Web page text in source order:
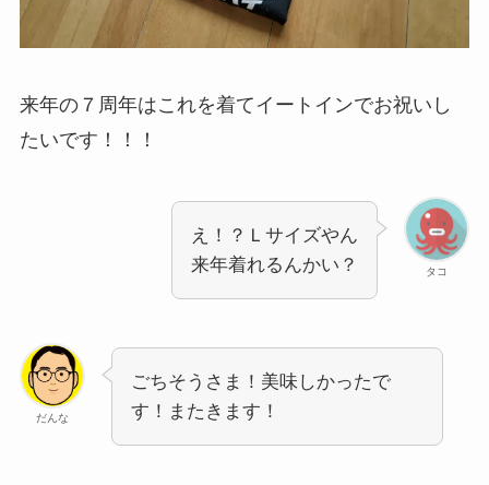
来年の７周年はこれを着てイートインでお祝いし
たいです！！！
タコ
え！？Ｌサイズやん
来年着れるんかい？
だんな
ごちそうさま！美味しかったで
す！またきます！